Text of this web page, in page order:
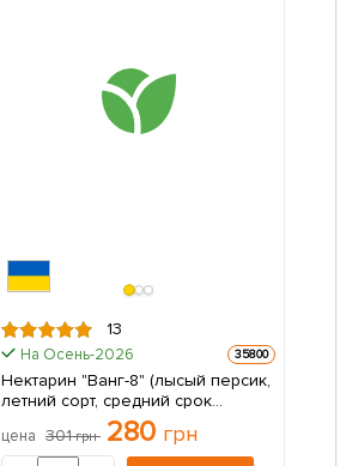
13
На Осень-2026 35800
Нектарин "Ванг-8" (лысый персик,
летний сорт, средний срок
созревания) 1 саженец в
упаковке
цена 301грн 280 грн